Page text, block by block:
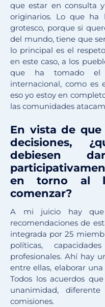
que estar en consulta
originarios. Lo que ha
grotesco, porque si
del mundo, tiene que
lo principal es el
en este caso, a los
que ha tomado el
internacional, como es
eso yo estoy en
las comunidades
En vista de
decisiones,
debiesen
en torno al
comenzar?
A mi juicio hay que
recomendaciones de
integrada por 25
políticas,
profesionales. Ahí hay
entre ellas, elaborar
Todos los acuerdos
unanimidad,
comisiones.